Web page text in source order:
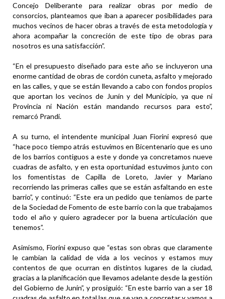
Concejo Deliberante para realizar obras por medio de
consorcios, planteamos que iban a aparecer posibilidades para
muchos vecinos de hacer obras a través de esta metodología y
ahora acompañar la concreción de este tipo de obras para
nosotros es una satisfacción”.
“En el presupuesto diseñado para este año se incluyeron una
enorme cantidad de obras de cordón cuneta, asfalto y mejorado
en las calles, y que se están llevando a cabo con fondos propios
que aportan los vecinos de Junín y del Municipio, ya que ni
Provincia ni Nación están mandando recursos para esto”,
remarcó Prandi.
A su turno, el intendente municipal Juan Fiorini expresó que
“hace poco tiempo atrás estuvimos en Bicentenario que es uno
de los barrios contiguos a este y donde ya concretamos nueve
cuadras de asfalto, y en esta oportunidad estuvimos junto con
los fomentistas de Capilla de Loreto, Javier y Mariano
recorriendo las primeras calles que se están asfaltando en este
barrio”, y continuó: “Este era un pedido que teníamos de parte
de la Sociedad de Fomento de este barrio con la que trabajamos
todo el año y quiero agradecer por la buena articulación que
tenemos”.
Asimismo, Fiorini expuso que “estas son obras que claramente
le cambian la calidad de vida a los vecinos y estamos muy
contentos de que ocurran en distintos lugares de la ciudad,
gracias a la planificación que llevamos adelante desde la gestión
del Gobierno de Junín”, y prosiguió: “En este barrio van a ser 18